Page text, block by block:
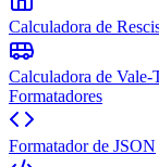
Calculadora de
Calculadora de Vale-
Formatadores
Formatador de JSON